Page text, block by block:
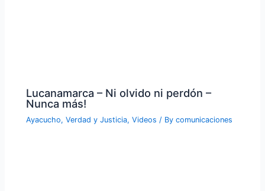
Lucanamarca – Ni olvido ni perdón –
Nunca más!
Ayacucho,Verdad y Justicia,Videos / Bycomunicaciones